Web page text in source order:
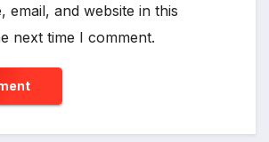
email, and website in this
next time I comment.